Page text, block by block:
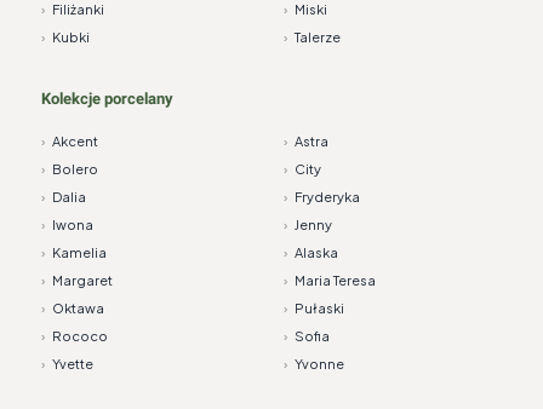
› Filiżanki
› Kubki
› Miski
› Talerze
Kolekcje porcelany
› Akcent › Astra
› Bolero › City
› Dalia › Fryderyka
› Iwona › Jenny
› Kamelia › Alaska
› Margaret › Maria Teresa
› Oktawa › Pułaski
› Rococo › Sofia
› Yvette › Yvonne